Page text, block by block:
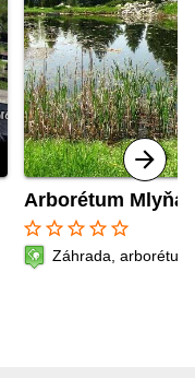
Arborétum
star_border star_border star_border star_border star_border
Záhrada,